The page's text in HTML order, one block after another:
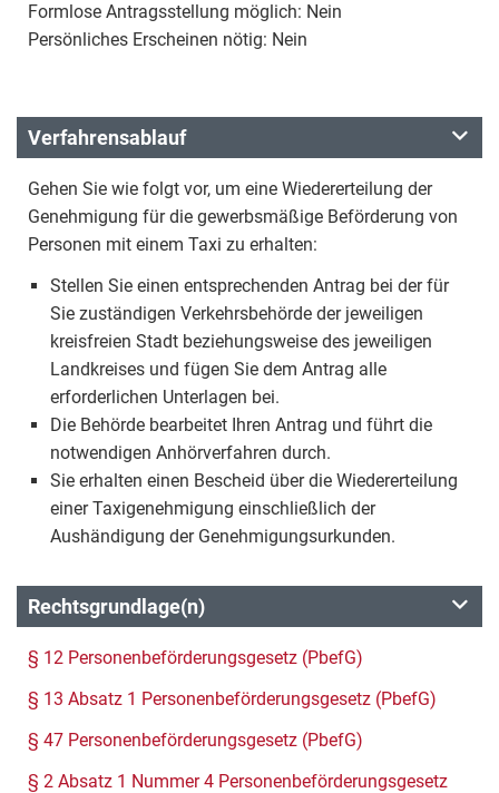
Formlose Antragsstellung möglich: Nein
Persönliches Erscheinen nötig: Nein
Verfahrensablauf
Gehen Sie wie folgt vor, um eine Wiedererteilung der
Genehmigung für die gewerbsmäßige Beförderung von
Personen mit einem Taxi zu erhalten:
Stellen Sie einen entsprechenden Antrag bei der für
Sie zuständigen Verkehrsbehörde der jeweiligen
kreisfreien Stadt beziehungsweise des jeweiligen
Landkreises und fügen Sie dem Antrag alle
erforderlichen Unterlagen bei.
Die Behörde bearbeitet Ihren Antrag und führt die
notwendigen Anhörverfahren durch.
Sie erhalten einen Bescheid über die Wiedererteilung
einer Taxigenehmigung einschließlich der
Aushändigung der Genehmigungsurkunden.
Rechtsgrundlage(n)
§ 12 Personenbeförderungsgesetz (PbefG)
§ 13 Absatz 1 Personenbeförderungsgesetz (PbefG)
§ 47 Personenbeförderungsgesetz (PbefG)
§ 2 Absatz 1 Nummer 4 Personenbeförderungsgesetz